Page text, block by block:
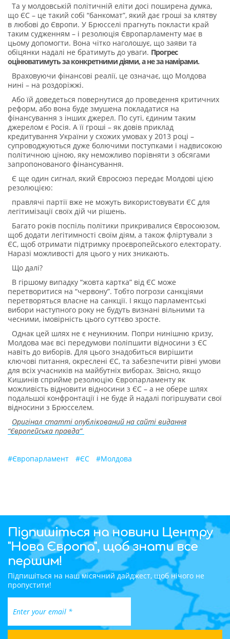
Та у молдовській політичній еліти досі поширена думка,
що ЄС – це такий собі “банкомат”, який дає гроші за клятву
в любові до Європи. У Брюсселі прагнуть покласти край
таким судженням – і резолюція Європарламенту має в
цьому допомогти. Вона чітко наголошує, що заяви та
обіцянки надалі не братимуть до уваги. Прогрес
оцінюватимуть за конкретними діями, а не за намірами.
Враховуючи фінансові реалії, це означає, що Молдова
нині – на роздоріжжі.
Або їй доведеться повернутися до проведення критичних
реформ, або вона буде змушена покладатися на
фінансування з інших джерел. По суті, єдиним таким
джерелом є Росія. А її гроші – як довів приклад
кредитування України у схожих умовах у 2013 році –
супроводжуються дуже болючими поступками і надвисокою
політичною ціною, яку неможливо порівняти з обсягами
запропонованого фінансування.
Є ще один сигнал, який Євросоюз передає Молдові цією
резолюцією:
правлячі партії вже не можуть використовувати ЄС для
легітимізації своїх дій чи рішень.
Багато років поспіль політики прикривалися Євросоюзом,
щоб додати легітимності своїм діям, а також фліртували з
ЄС, щоб отримати підтримку проєвропейського електорату.
Наразі можливості для цього у них зникають.
Що далі?
В гіршому випадку “жовта картка” від ЄС може
перетворитися на “червону”. Тобто погрози санкціями
перетворяться власне на санкції. І якщо парламентські
вибори наступного року не будуть визнані вільними та
чесними, імовірність цього суттєво зросте.
Однак цей шлях не є неуникним. Попри нинішню кризу,
Молдова має всі передумови поліпшити відносини з ЄС
навіть до виборів. Для цього знадобиться вирішити
ключові питання, окреслені ЄС, та забезпечити рівні умови
для всіх учасників на майбутніх виборах. Звісно, якщо
Кишинів сприйме резолюцію Європарламенту як
можливість відновити відносини з ЄС – а не обере шлях
подальшої конфронтації і не буде й надалі погіршувати свої
відносини з Брюсселем.
Оригінал статті опублікований на сайті видання
“Європейська правда”
#Європарламент #ЄС #Молдова
Підпишіться на новини Центру
"Нова Європа", щоб знати все
першим!
Підпишіться на наш місячний дайджест, щоб нічого не
пропустити!